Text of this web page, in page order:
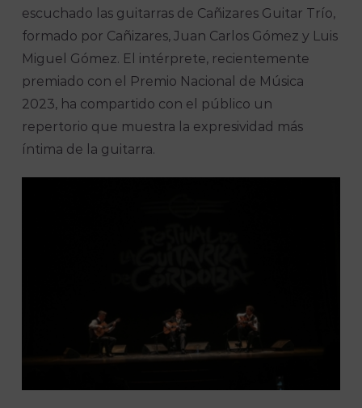
escuchado las guitarras de Cañizares Guitar Trío,
formado por Cañizares, Juan Carlos Gómez y Luis
Miguel Gómez. El intérprete, recientemente
premiado con el Premio Nacional de Música
2023, ha compartido con el público un
repertorio que muestra la expresividad más
íntima de la guitarra.